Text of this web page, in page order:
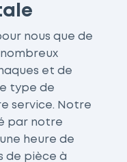
nous que de
et de
type de
service. Notre
par notre
heure de
de pièce à